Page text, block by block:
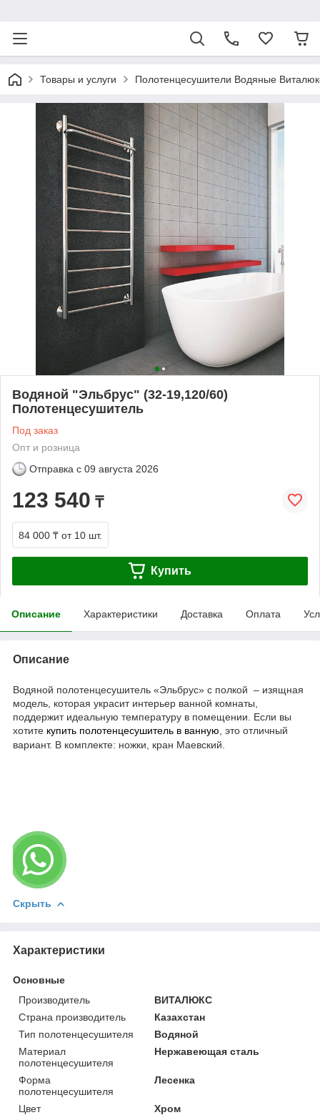
Товары и услуги Полотенцесушители Водяные
Водяной "Эльбрус" (32-19,120/60)
Полотенцесушитель
Под заказ
Опт и розница
Отправка с 09 августа 2026
123 540 ₸
84 000 ₸ от 10 шт.
Купить
Описание Характеристики Доставка Оплата
Описание
Водяной полотенцесушитель «Эльбрус» с полкой – изящная
модель, которая украсит интерьер ванной комнаты,
поддержит идеальную температуру в помещении. Если вы
хотите купить полотенцесушитель в ванную , это отличный
вариант. В комплекте: ножки, кран Маевский.
Скрыть
Характеристики
Основные
Производитель
ВИТАЛЮКС
Страна производитель
Казахстан
Тип полотенцесушителя
Водяной
Материал
полотенцесушителя
Нержавеющая сталь
Форма
полотенцесушителя
Лесенка
Цвет
Хром